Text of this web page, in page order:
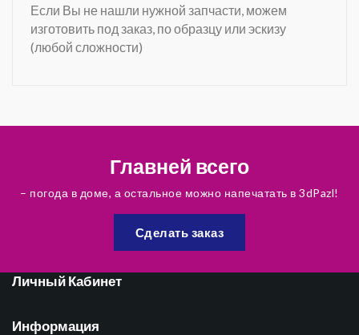
Если Вы не нашли нужной запчасти, можем
изготовить под заказ, по образцу или эскизу
(любой сложности)
Главней всего
– погода в доме, а остальное можно напечатать в 3dPazl!
Сделать заказ
Личный Кабинет
Информация